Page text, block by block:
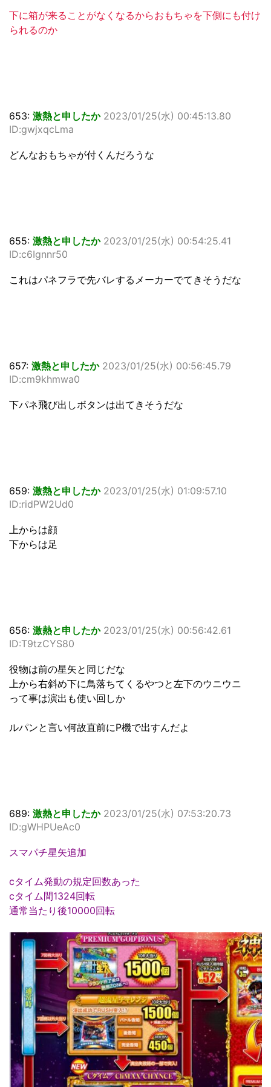
下に箱が来ることがなくなるからおもちゃを下側にも付け
られるのか
653: 激熱と申したか 2023/01/25(水) 00:45:13.80
ID:gwjxqcLma
どんなおもちゃが付くんだろうな
655: 激熱と申したか 2023/01/25(水) 00:54:25.41
ID:c6Ignnr50
これはパネフラで先バレするメーカーでてきそうだな
657: 激熱と申したか 2023/01/25(水) 00:56:45.79
ID:cm9khmwa0
下パネ飛び出しボタンは出てきそうだな
659: 激熱と申したか 2023/01/25(水) 01:09:57.10
ID:ridPW2Ud0
上からは顔
下からは足
656: 激熱と申したか 2023/01/25(水) 00:56:42.61
ID:T9tzCYS80
役物は前の星矢と同じだな
上から右斜め下に鳥落ちてくるやつと左下のウニウニ
って事は演出も使い回しか
ルパンと言い何故直前にP機で出すんだよ
689: 激熱と申したか 2023/01/25(水) 07:53:20.73
ID:gWHPUeAc0
スマパチ星矢追加
cタイム発動の規定回数あった
cタイム間1324回転
通常当たり後10000回転